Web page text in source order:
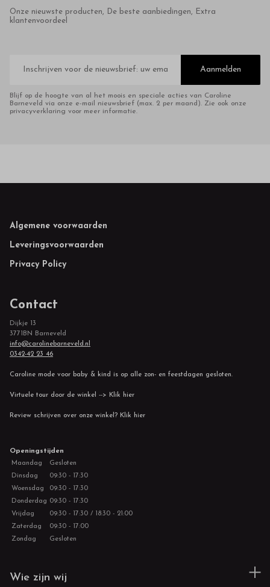
Onze nieuwste producten, De beste aanbiedingen, Extra
klantenvoordeel
mailadres
Aanmelden
Blijf op de hoogte van al het moois en speciale acties van Caroline
Barneveld via onze e-mail nieuwsbrief (max. 2 per maand). Zie ook onze
privacyverklaring voor meer informatie.
Footer
Algemene voorwaarden
Leveringsvoorwaarden
Privacy Policy
Contact
Dijkje 13
3771BN Barneveld
info@carolinebarneveld.nl
0342-42 23 46
Caroline mode voor baby & kind is op alle zon- en feestdagen gesloten.
Virtuele tour door de winkel --> Klik hier
Review schrijven over onze winkel? Klik hier
Openingstijden
Maandag
Gesloten
Dinsdag
09:30 - 17:30
Woensdag
09:30 - 17:30
Donderdag 09:30 - 17:30
Vrijdag
09:30 - 17:30 / 18:30 - 21:00
Zaterdag
09:30 - 17:00
Zondag
Gesloten
Wie zijn wij